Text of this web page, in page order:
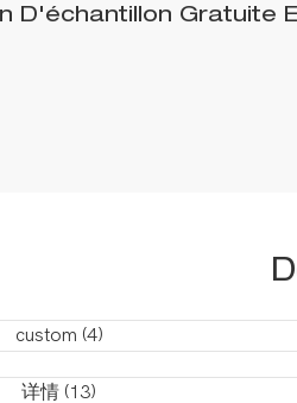
D'échantillon Gratuite